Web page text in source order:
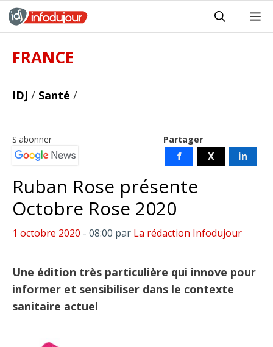
Aller
au
FRANCE
IDJ / Santé /
Partager
f X in
S'abonner
Ruban Rose présente
Octobre Rose 2020
1 octobre 2020 - 08:00 par La rédaction Infodujour
Une édition très particulière qui innove pour
informer et sensibiliser dans le contexte
sanitaire actuel